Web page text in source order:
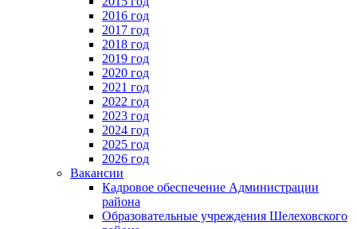
2016 год
2017 год
2018 год
2019 год
2020 год
2021 год
2022 год
2023 год
2024 год
2025 год
2026 год
Вакансии
Кадровое обеспечение Администрации
района
Образовательные учреждения Шелеховского